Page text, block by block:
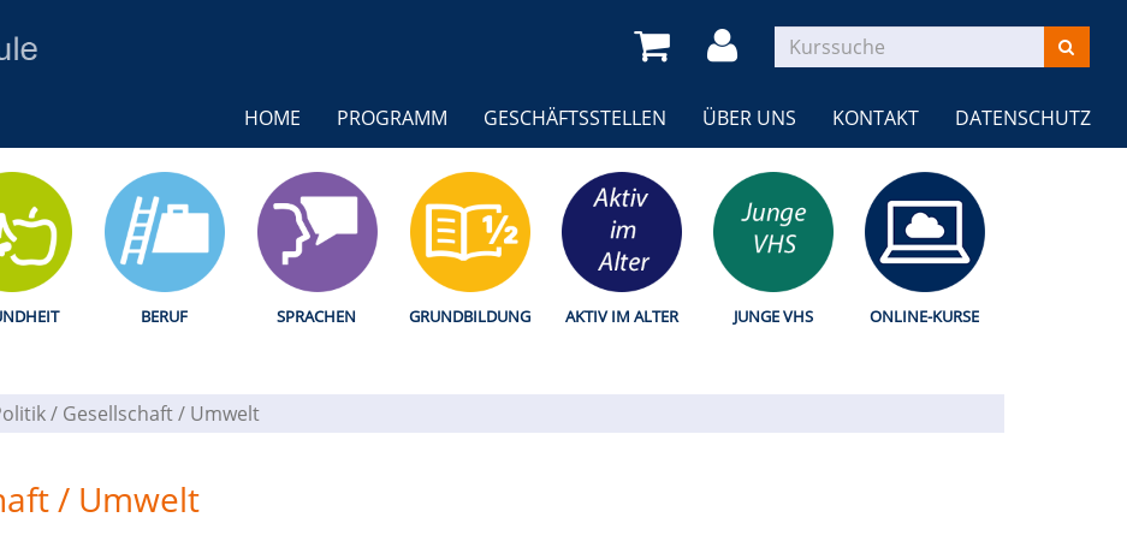
HOME PROGRAMM GESCHÄFTSSTELLEN ÜBER UNS KONTAKT DATENSCHUTZ
BERUF SPRACHEN GRUNDBILDUNG AKTIV IM ALTER JUNGE VHS ONLINE-KURSE
/ Gesellschaft / Umwelt
/ Umwelt